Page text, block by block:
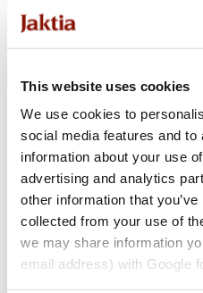
This website uses cookies
We use cookies to
social media features and
information about your use
advertising and analytics
other information that
collected from your use of
we may share information
email address) with Google
Targets
Bock Skjutmål | Bock
vänster ringad
550 kr
Online: I lager